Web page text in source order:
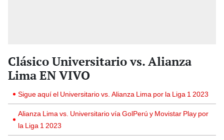
Clásico Universitario vs. Alianza
Lima EN VIVO
Sigue aquí el Universitario vs. Alianza Lima por la Liga 1 2023
Alianza Lima vs. Universitario vía GolPerú y Movistar Play por
la Liga 1 2023